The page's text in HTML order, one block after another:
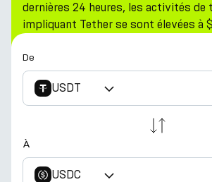
dernières 24 heures, les activités de
impliquant Tether se sont élevées à
De
USDT
À
USDC